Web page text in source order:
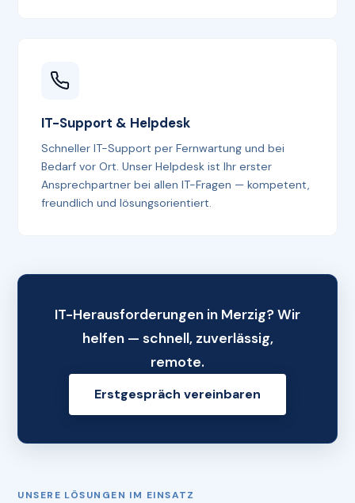
IT-Support & Helpdesk
Schneller IT-Support per Fernwartung und bei
Bedarf vor Ort. Unser Helpdesk ist Ihr erster
Ansprechpartner bei allen IT-Fragen — kompetent,
freundlich und lösungsorientiert.
IT-Herausforderungen in Merzig? Wir
helfen — schnell, zuverlässig,
remote.
Erstgespräch vereinbaren
UNSERE LÖSUNGEN IM EINSATZ